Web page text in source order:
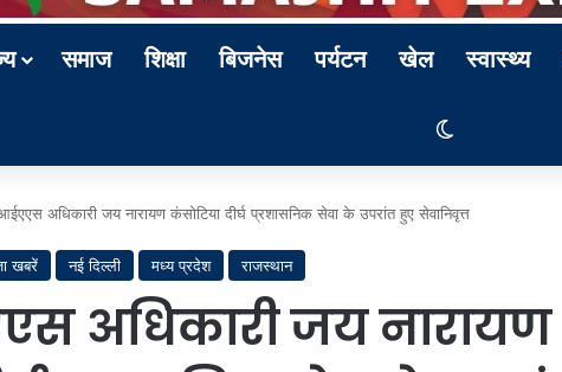
समाज शिक्षा बिजनेस पर्यटन खेल स्वास्थ्य
अधिकारी जय नारायण कंसोटिया दीर्घ प्रशासनिक सेवा के उपरांत हुए सेवानिवृत्त
खबरें नई दिल्ली मध्य प्रदेश राजस्थान
अधिकारी जय नारायण